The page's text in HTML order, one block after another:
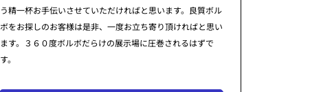
う精一杯お手伝いさせていただければと思います。良質ボル
ボをお探しのお客様は是非、一度お立ち寄り頂ければと思い
ます。３６０度ボルボだらけの展示場に圧巻されるはずで
す。